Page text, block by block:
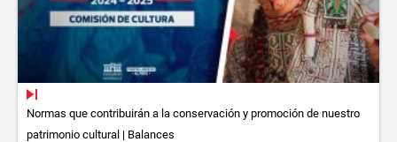
Normas que contribuirán a la conservación y promoción de nuestro
patrimonio cultural | Balances